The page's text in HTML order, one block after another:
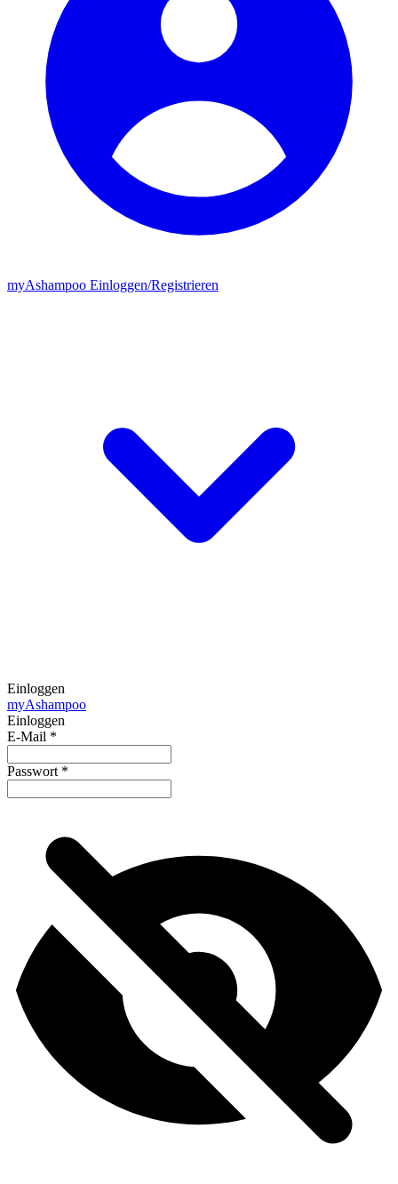
myAshampoo Einloggen/Registrieren
Einloggen
myAshampoo
Einloggen
E-Mail *
Passwort *